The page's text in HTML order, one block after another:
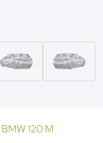
BMW120 M